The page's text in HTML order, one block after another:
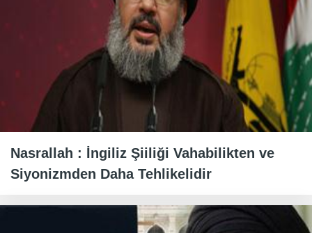
Nasrallah : İngiliz Şiiliği Vahabilikten ve
Siyonizmden Daha Tehlikelidir